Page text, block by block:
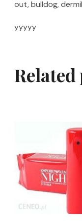
out, bulldog,
yyyyy